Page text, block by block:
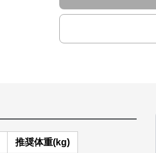
推奨体重(kg)